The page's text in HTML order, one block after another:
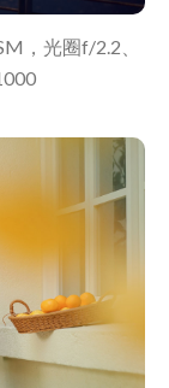
，光圈f/2.2、